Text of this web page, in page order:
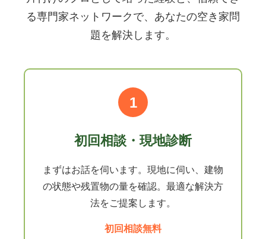
る専門家ネットワークで、あなたの空き家問
題を解決します。
1
初回相談・現地診断
まずはお話を伺います。現地に伺い、建物
の状態や残置物の量を確認。最適な解決方
法をご提案します。
初回相談無料